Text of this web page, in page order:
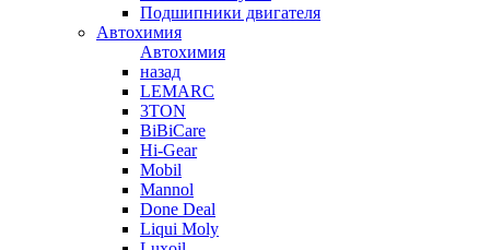
Подшипники двигателя
Автохимия
Автохимия
назад
LEMARC
3TON
BiBiCare
Hi-Gear
Mobil
Mannol
Done Deal
Liqui Moly